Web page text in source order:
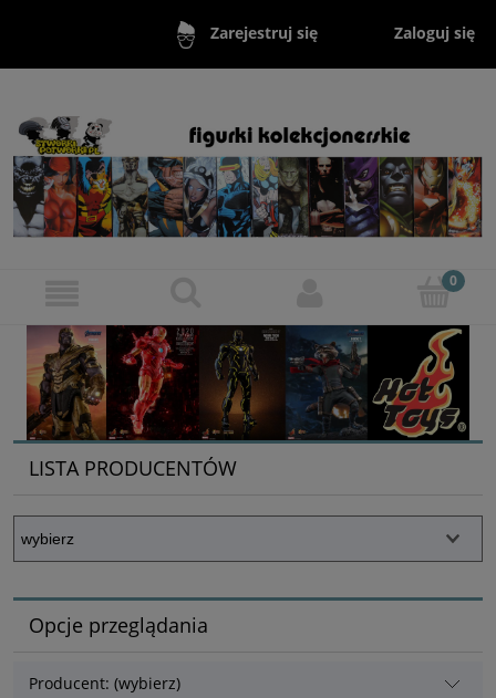
Zarejestruj się Zaloguj się
LISTA PRODUCENTÓW
Opcje przeglądania
Producent: (wybierz)